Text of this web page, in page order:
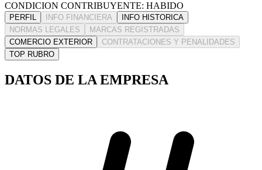
CONDICION CONTRIBUYENTE: HABIDO
PERFIL INFO FINANCIERA
INFO HISTORICA
NORMAS LEGALES
MARCAS REGISTRADAS
COMERCIO EXTERIOR
CONTRATACIONES Y PENALIDADES
TOP RUBRO
DATOS DE LA EMPRESA